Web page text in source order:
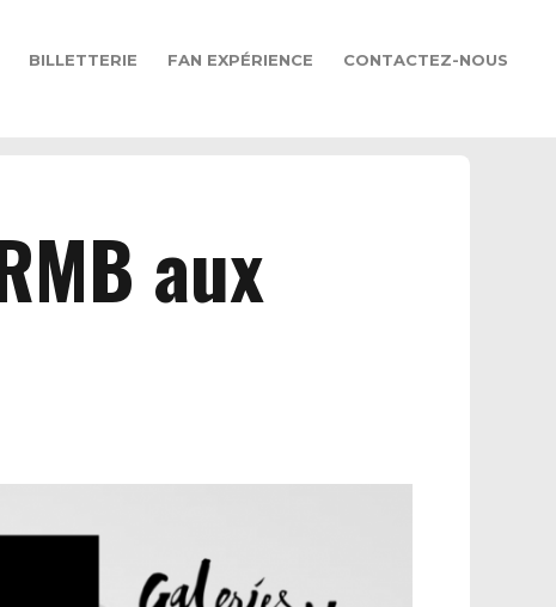
BILLETTERIE FAN EXPÉRIENCE CONTACTEZ-NOUS
aux